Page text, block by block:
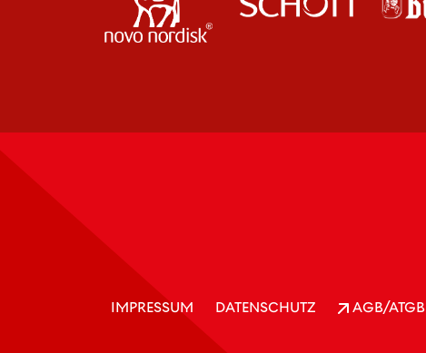
IMPRESSUM DATENSCHUTZ AGB/ATGB